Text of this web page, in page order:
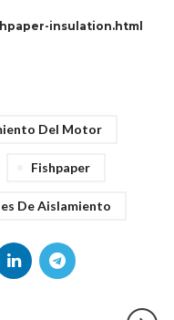
insulation.html
Del Motor
Fishpaper
De Aislamiento